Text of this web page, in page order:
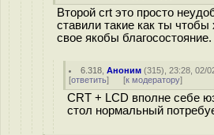
Второй crt это просто
ставили такие как ты чтобы
свое якобы
6.318 ,Аноним (315), 23:28, 02/
[ответить] [к модератору]
CRT + LCD вполне себе
стол нормальный